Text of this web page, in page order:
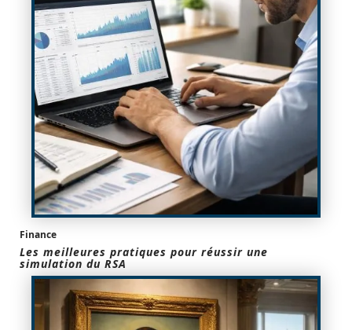
Finance
Les meilleures pratiques pour réussir une
simulation du RSA